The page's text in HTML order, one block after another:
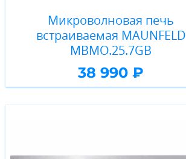
Микроволновая печь
встраиваемая MAUNFELD
MBMO.25.7GB
38 990 ₽